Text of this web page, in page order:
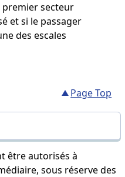
secteur
et si le passager
des escales
Page Top
être autorisés à
sous réserve des